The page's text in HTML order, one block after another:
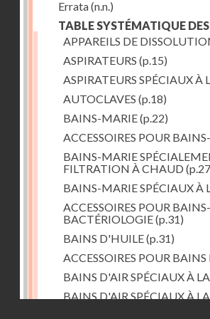
Errata(n.n.)
TABLE SYSTÉMATIQUE
APPAREILS DE
ASPIRATEURS (p.15)
ASPIRATEURS SPÉCIAUX À
AUTOCLAVES (p.18)
BAINS-MARIE(p.22)
ACCESSOIRES POUR
BAINS-MARIE
FILTRATION À CHAUD
BAINS-MARIE SPÉCIAUX À
ACCESSOIRES POUR
BACTÉRIOLOGIE(p.31)
BAINS D'HUILE(p.31)
ACCESSOIRES POUR
BAINS D'AIR SPÉCIAUX À
BAINS D'AIR SPÉCIAUX À